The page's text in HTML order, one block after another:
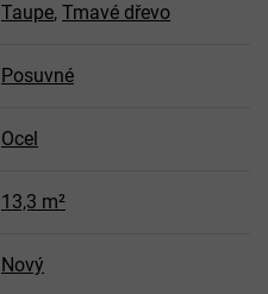
Taupe, Tmavé dřevo
Posuvné
Ocel
13,3 m²
Nový